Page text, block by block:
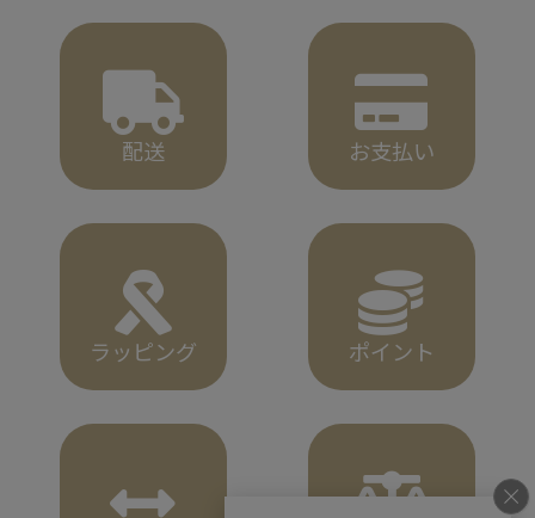
配送 お支払い
ラッピング ポイント